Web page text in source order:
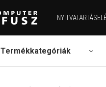
NYITVATARTÁS
Termékkategóriák